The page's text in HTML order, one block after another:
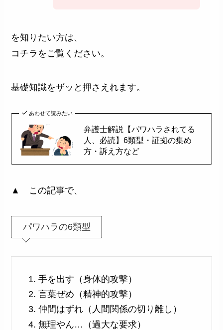
を知りたい方は、
コチラをご覧ください。
基礎知識をザッと押さえれます。
あわせて読みたい
弁護士解説【パワハラされてる
人、必読】6類型・証拠の集め
方・訴え方など
▲ この記事で、
パワハラの6類型
手を出す（身体的攻撃）
言葉ぜめ（精神的攻撃）
仲間はずれ（人間関係の切り離し）
無理やん…（過大な要求）